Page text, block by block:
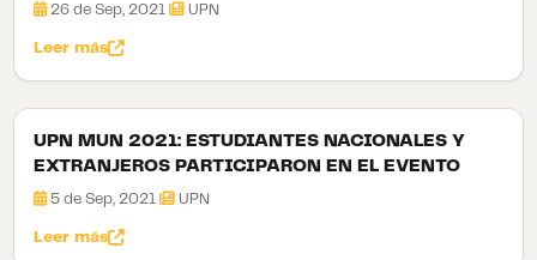
26 de Sep, 2021 UPN
Leer más
UPN MUN 2021: ESTUDIANTES NACIONALES Y
EXTRANJEROS PARTICIPARON EN EL EVENTO
5 de Sep, 2021 UPN
Leer más